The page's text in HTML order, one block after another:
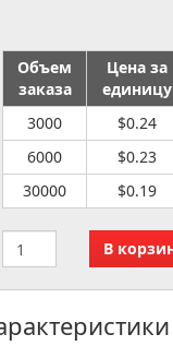
Объем
заказа
Цена за
единицу
3000
$0.24
6000
$0.23
30000
$0.19